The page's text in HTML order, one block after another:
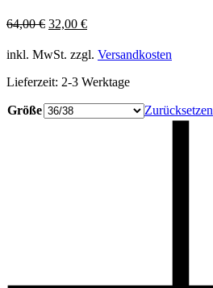
64,00€ Ursprünglicher
war:
32,00 €Aktueller
ist:
inkl. MwSt. zzgl. Versandkosten
Lieferzeit: 2-3 Werktage
Größe Zurücksetzen